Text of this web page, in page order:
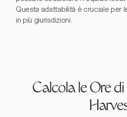
Questa adattabilità è cruciale per
in più giurisdizioni.
Calcola le Ore